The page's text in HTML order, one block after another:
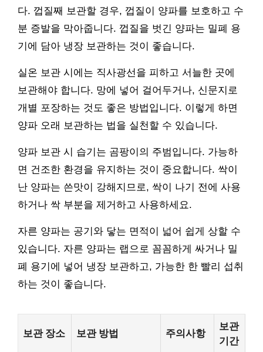
다. 껍질째 보관할 경우, 껍질이 양파를 보호하고 수
분 증발을 막아줍니다. 껍질을 벗긴 양파는 밀폐 용
기에 담아 냉장 보관하는 것이 좋습니다.
실온 보관 시에는 직사광선을 피하고 서늘한 곳에
보관해야 합니다. 망에 넣어 걸어두거나, 신문지로
개별 포장하는 것도 좋은 방법입니다. 이렇게 하면
양파 오래 보관하는 법을 실천할 수 있습니다.
양파 보관 시 습기는 곰팡이의 주범입니다. 가능하
면 건조한 환경을 유지하는 것이 중요합니다. 싹이
난 양파는 쓴맛이 강해지므로, 싹이 나기 전에 사용
하거나 싹 부분을 제거하고 사용하세요.
자른 양파는 공기와 닿는 면적이 넓어 쉽게 상할 수
있습니다. 자른 양파는 랩으로 꼼꼼하게 싸거나 밀
폐 용기에 넣어 냉장 보관하고, 가능한 한 빨리 섭취
하는 것이 좋습니다.
보관 장소 보관 방법 주의사항
보관
기간